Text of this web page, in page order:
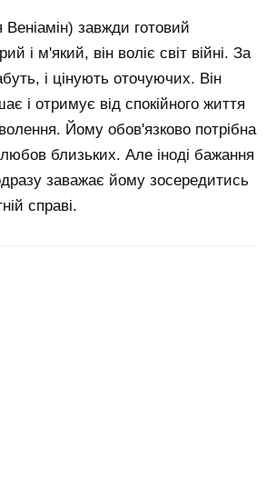
Веніамін) завжди готовий
і м'який, він воліє світ війні. За
і цінують оточуючих. Він
і отримує від спокійного життя
Йому обов'язково потрібна
близьких. Але іноді бажання
заважає йому зосередитись
справі.